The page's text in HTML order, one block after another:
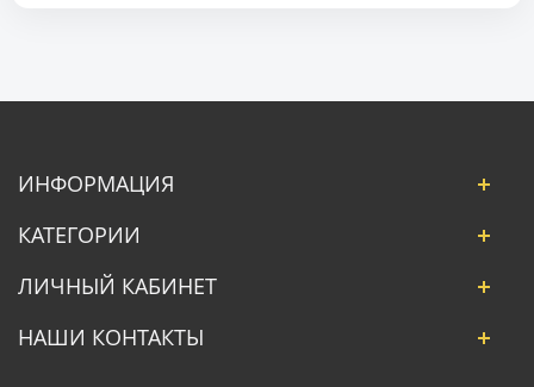
ИНФОРМАЦИЯ
КАТЕГОРИИ
ЛИЧНЫЙ КАБИНЕТ
НАШИ КОНТАКТЫ